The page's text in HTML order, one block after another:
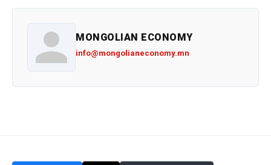
MONGOLIAN ECONOMY
info@mongolianeconomy.mn